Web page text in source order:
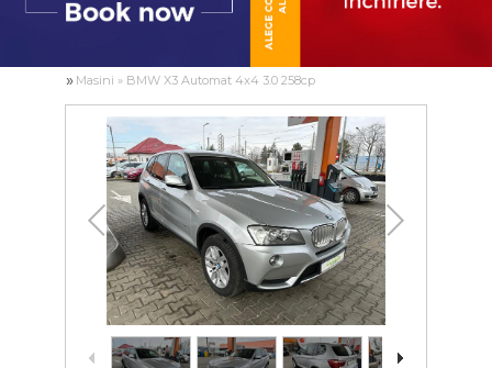
» Masini » BMW X3 Automat 4x4 3.0 258cp